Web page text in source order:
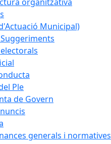
Municipal)
Ple
de Govern
generals i normatives